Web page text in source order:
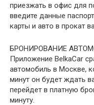
приезжать в офис для
введите данные
карты и авто в прокат
БРОНИРОВАНИЕ
Приложение BelkaCar
автомобиль в Москве,
минут он будет ждать
перейдет в платную
минуту.